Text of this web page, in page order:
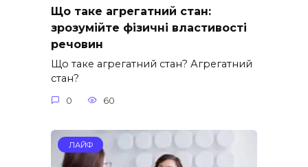
Що таке агрегатний стан:
зрозумійте фізичні властивості
речовин
Що таке агрегатний стан? Агрегатний
стан?
0 60
ЛАЙФ